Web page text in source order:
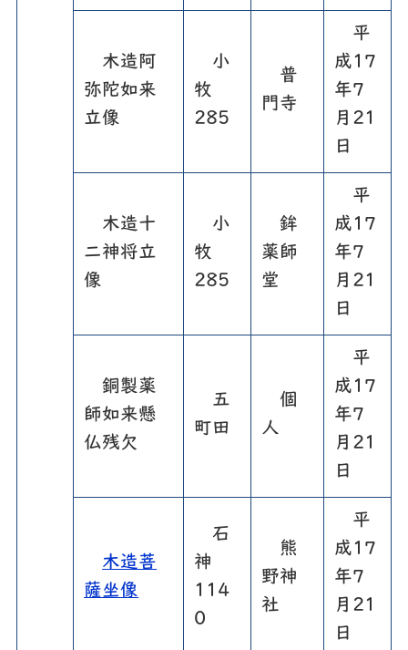
木造阿
弥陀如来
立像
小
牧
285
普
門寺
平
成17
年7
月21
日
木造十
二神将立
像
小
牧
285
鉾
薬師
堂
平
成17
年7
月21
日
銅製薬
師如来懸
仏残欠
五
町田
個
人
平
成17
年7
月21
日
木造菩
薩坐像
石
神
114
0
熊
野神
社
平
成17
年7
月21
日